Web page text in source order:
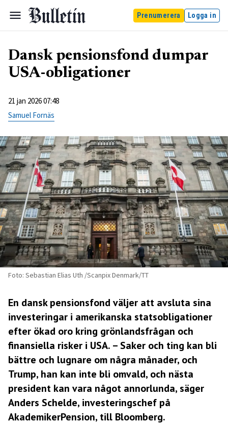
Prenumerera Logga in
Dansk pensionsfond dumpar
USA-obligationer
21 jan 2026 07:48
Samuel Fornäs
Foto: Sebastian Elias Uth /Scanpix Denmark/TT
En dansk pensionsfond väljer att avsluta sina
investeringar i amerikanska statsobligationer
efter ökad oro kring grönlandsfrågan och
finansiella risker i USA. – Saker och ting kan bli
bättre och lugnare om några månader, och
Trump, han kan inte bli omvald, och nästa
president kan vara något annorlunda, säger
Anders Schelde, investeringschef på
AkademikerPension, till Bloomberg.